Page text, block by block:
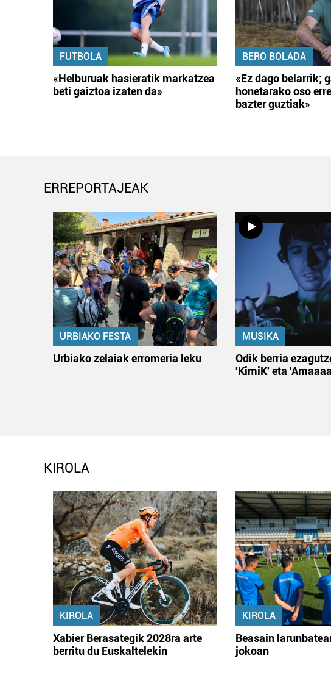
FUTBOLA
«Helburuak hasieratik markatzea
beti gaiztoa izaten da»
BERO BOLADA
«Ez dago belarrik;
honetarako oso
bazter guztiak»
ERREPORTAJEAK
URBIAKO FESTA
Urbiako zelaiak erromeria leku
MUSIKA
Odik berria
'KimiK' eta
KIROLA
KIROLA
Xabier Berasategik 2028ra arte
berritu du Euskaltelekin
KIROLA
Beasain
jokoan